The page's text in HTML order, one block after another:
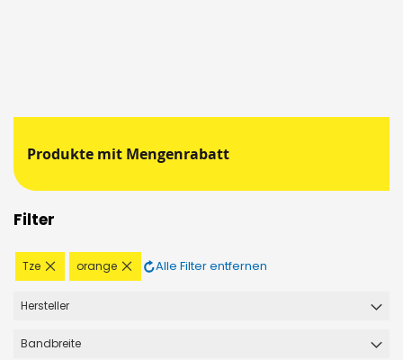
Produkte mit Mengenrabatt
Filter
Tze
Diesen
Artikel
orange
Diesen
Artikel
Alle Filter entfernen
Hersteller
Bandbreite